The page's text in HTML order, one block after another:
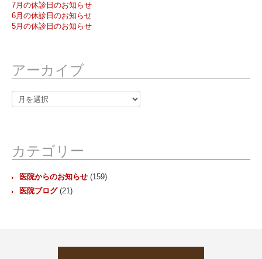
7月の休診日のお知らせ
6月の休診日のお知らせ
5月の休診日のお知らせ
アーカイブ
ア
ー
カテゴリー
医院からのお知らせ (159)
医院ブログ(21)